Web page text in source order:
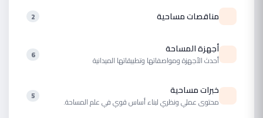
مناقصات مساحية 2
أجهزة المساحة
أحدث الأجهزة ومواصفاتها وتطبيقاتها الميدانية 6
خبرات مساحية
محتوى عملي ونظري لبناء أساس قوي في علم المساحة. 5